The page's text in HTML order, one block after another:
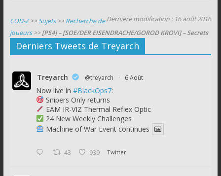
Dernière modification : 16 août 2016
COD-Z>>Sujets>>Recherche de
joueurs>>[PS4] – [SOE/DER EISENDRACHE/GOROD KROVI] – Secrets
Derniers Tweets de Treyarch
Treyarch @treyarch · 6 Août
Now live in #BlackOps7:
Snipers Only returns
EAM IR-VIZ Thermal Reflex Optic
24 New Weekly Challenges
Machine of War Event continues
43 939 Twitter